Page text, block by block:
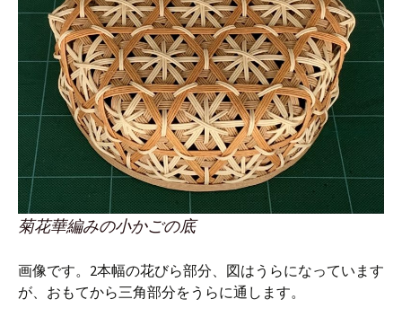
菊花華編みの小かごの底
画像です。2本幅の花びら部分、図はうらになっています
が、おもてから三角部分をうらに通します。